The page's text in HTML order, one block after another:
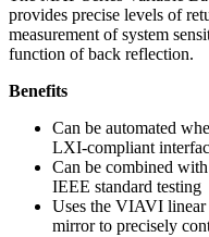
provides precise levels of
measurement of system
function of back reflection.
Benefits
Can be automated
LXI-compliant
Can be combined
IEEE standard testing
Uses the VIAVI
mirror to precisely